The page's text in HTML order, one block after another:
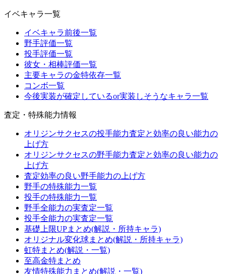
イベキャラ一覧
イベキャラ前後一覧
野手評価一覧
投手評価一覧
彼女・相棒評価一覧
主要キャラの金特依存一覧
コンボ一覧
今後実装が確定しているor実装しそうなキャラ一覧
査定・特殊能力情報
オリジンサクセスの投手能力査定と効率の良い能力の
上げ方
オリジンサクセスの野手能力査定と効率の良い能力の
上げ方
査定効率の良い野手能力の上げ方
野手の特殊能力一覧
投手の特殊能力一覧
野手全能力の実査定一覧
投手全能力の実査定一覧
基礎上限UPまとめ(解説・所持キャラ)
オリジナル変化球まとめ(解説・所持キャラ)
虹特まとめ(解説・一覧)
至高金特まとめ
友情特殊能力まとめ(解説・一覧)